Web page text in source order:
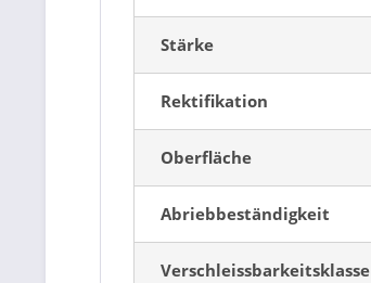
Stärke
Rektifikation
Oberfläche
Abriebbeständigkeit
Verschleissbarkeitsklasse